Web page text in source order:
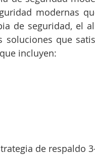
modernas
de seguridad, el
soluciones que
incluyen:
de respaldo